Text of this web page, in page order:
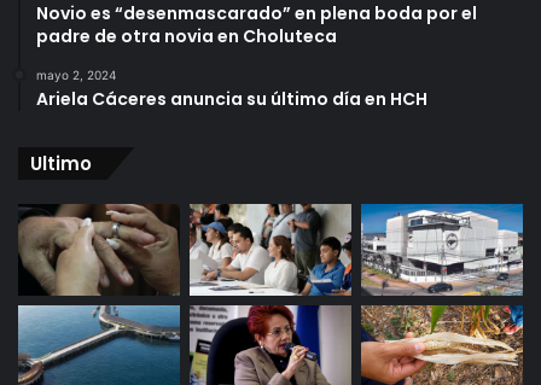
Novio es “desenmascarado” en plena boda por el
padre de otra novia en Choluteca
mayo 2, 2024
Ariela Cáceres anuncia su último día en HCH
Ultimo